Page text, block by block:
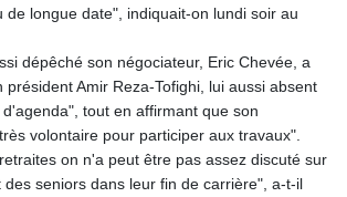
de longue date", indiquait-on lundi soir au
dépêché son négociateur, Eric Chevée, a
président Amir Reza-Tofighi, lui aussi absent
tout en affirmant que son
volontaire pour participer aux travaux".
on n'a peut être pas assez discuté sur
des seniors dans leur fin de carrière", a-t-il